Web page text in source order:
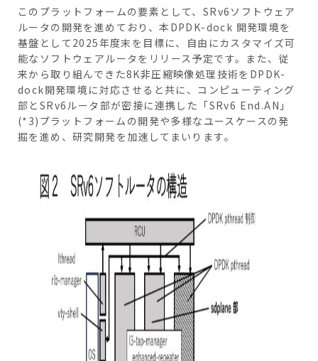
このプラットフォームの要素として、SRv6ソフトウェア
ルータの開発を進めており、本DPDK-dock 開発環境を
基盤として2025年度末を目標に、自由にカスタマイズ可
能なソフトウェアルータをリリース予定です。また、従
来から取り組んできた8K非圧縮映像処理技術をDPDK-
dock開発環境に対応させると共に、コンピューティング
部とSRv6ルータ部が密接に連携した「SRv6 End.AN」
(*3)プラットフォームの開発や多様なユースケースの発
掘を進め、研究開発を加速してまいります。